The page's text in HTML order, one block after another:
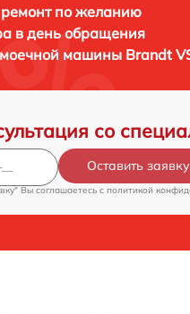
ремонт по желанию
в день обращения
машины Brandt
со
Оставить заявку
Вы соглашаетесь c политикой